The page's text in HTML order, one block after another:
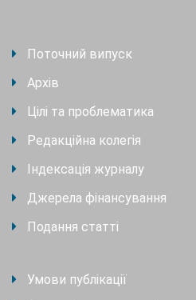
Поточний випуск
Архів
Цілі та проблематика
Редакційна колегія
Індексація журналу
Джерела фінансування
Подання статті
Умови публікації